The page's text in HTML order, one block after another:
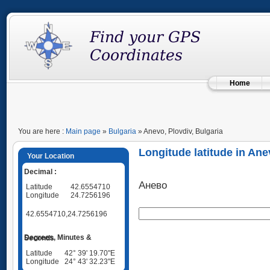
Home
You are here : Main page » Bulgaria » Anevo, Plovdiv, Bulgaria
Your Location
Decimal :
Latitude
42.6554710
Longitude
24.7256196
42.6554710,24.7256196
Degrees, Minutes & Seconds
Latitude
42° 39' 19.70"E
Longitude
24° 43' 32.23"E
Longitude latitude in
Анево